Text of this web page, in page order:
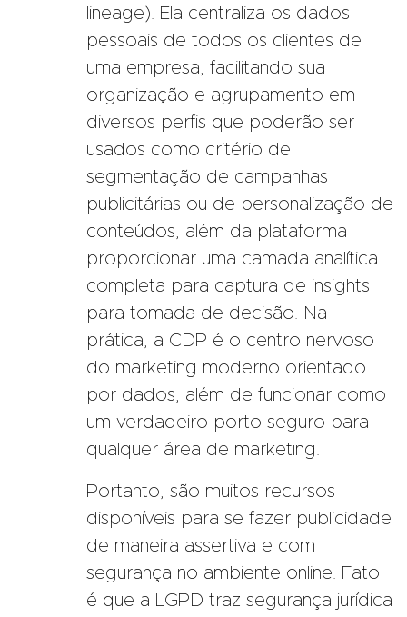
lineage). Ela centraliza os dados
pessoais de todos os clientes de
uma empresa, facilitando sua
organização e agrupamento em
diversos perfis que poderão ser
usados como critério de
segmentação de campanhas
publicitárias ou de personalização de
conteúdos, além da plataforma
proporcionar uma camada analítica
completa para captura de insights
para tomada de decisão. Na
prática, a CDP é o centro nervoso
do marketing moderno orientado
por dados, além de funcionar como
um verdadeiro porto seguro para
qualquer área de marketing.
Portanto, são muitos recursos
disponíveis para se fazer publicidade
de maneira assertiva e com
segurança no ambiente online. Fato
é que a LGPD traz segurança jurídica